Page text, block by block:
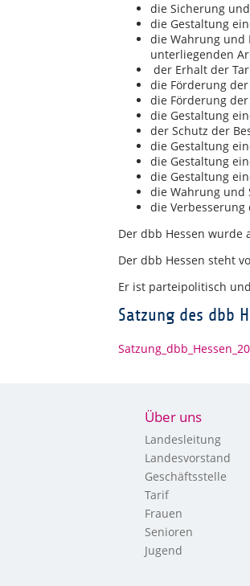
die Sicherung
die Gestaltung
die Wahrung und
unterliegenden
der Erhalt der
die Förderung
die Förderung
die Gestaltung
der Schutz der
die Gestaltung
die Gestaltung
die Gestaltung
die Wahrung und
die
Der dbb Hessen wurde
Der dbb Hessen steht
Er ist parteipolitisch
Satzung des dbb
Über uns
Landesleitung
Landesvorstand
Geschäftsstelle
Tarif
Frauen
Senioren
Jugend